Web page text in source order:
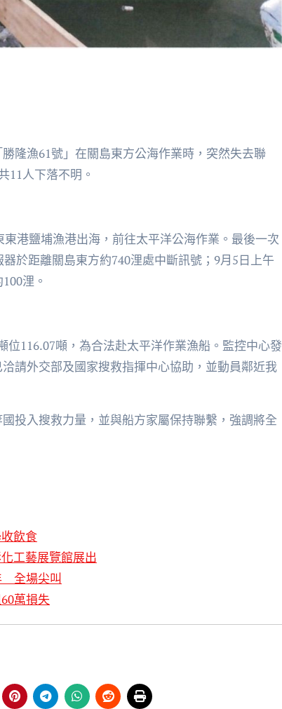
隆漁61號」在關島東方公海作業時，突然失去聯
11人下落不明。
港鹽埔漁港出海，前往太平洋公海作業。最後一次
於距離關島東方約740浬處中斷訊號；9月5日上午
浬。
116.07噸，為合法赴太平洋作業漁船。監控中心發
請外交部及國家搜救指揮中心協助，並動員鄰近我
投入搜救力量，並與船方家屬保持聯繫，強調將全
飲食
工藝展覽館展出
全場尖叫
萬損失